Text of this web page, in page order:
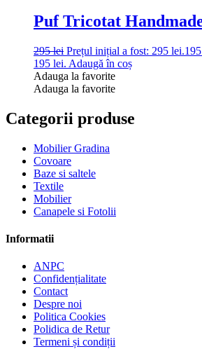
Puf Tricotat
295lei Prețul inițial a fost: 295 lei.195
195 lei. Adaugă în coș
Adauga la favorite
Adauga la favorite
Categorii produse
Mobilier Gradina
Covoare
Baze si saltele
Textile
Mobilier
Canapele si Fotolii
Informatii
ANPC
Confidențialitate
Contact
Despre noi
Politica Cookies
Polidica de Retur
Termeni și condiții